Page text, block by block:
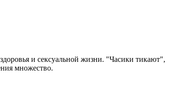
и сексуальной жизни. "Часики тикают",
множество.